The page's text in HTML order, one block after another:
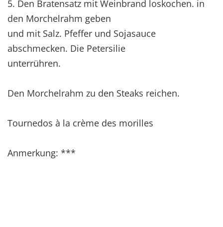
5. Den Bratensatz mit Weinbrand loskochen. in
den Morchelrahm geben
und mit Salz. Pfeffer und Sojasauce
abschmecken. Die Petersilie
unterrühren.
Den Morchelrahm zu den Steaks reichen.
Tournedos à la crème des morilles
Anmerkung: ***